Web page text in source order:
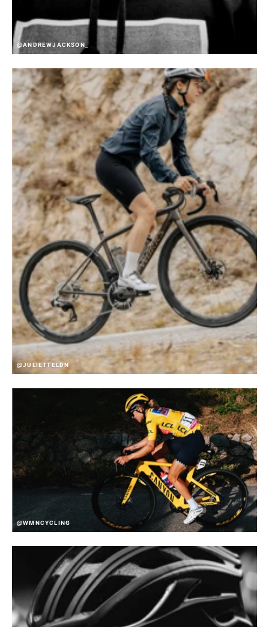
@ANDREWJACKSON_
@JULIETTELDN
@WMNCYCLING